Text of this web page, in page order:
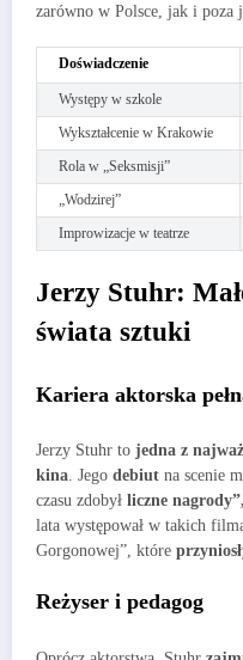
zarówno w Polsce, jak i poza
Doświadczenie
Występy w szkole
Wykształcenie w Krakowie
Rola w „Seksmisji”
„Wodzirej”
Improwizacje w teatrze
Jerzy Stuhr:
świata sztuki
Kariera aktorska
Jerzy Stuhr to jedna z
kina. Jego debiut na scenie
czasu zdobył liczne
lata występował w takich
Gorgonowej”, które
Reżyser i pedagog